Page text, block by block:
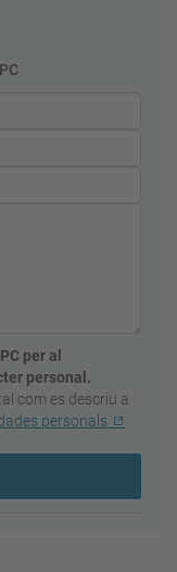
per al
personal.
com es descriu a
personals